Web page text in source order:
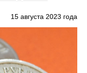
15 августа 2023 года